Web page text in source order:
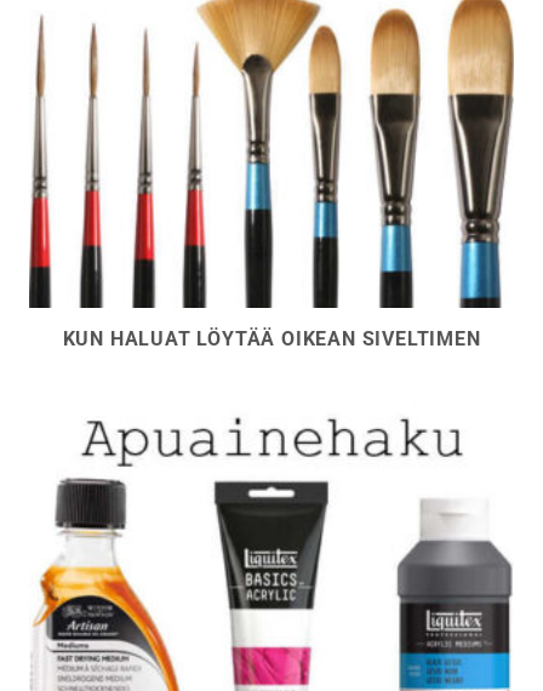
KUN HALUAT LÖYTÄÄ OIKEAN SIVELTIMEN